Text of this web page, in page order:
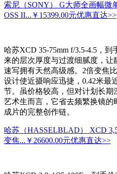
索尼（SONY） G大师全画幅微
OSS II... ￥15399.00元优惠直达>>
哈苏XCD 35-75mm f/3.5-4.5，
来的层次厚度与过渡细腻度，
速写拥有天然高级感。2倍变焦
设计使近摄响应迅捷，0.42米最
节。虽价格较高，但对计划长
艺术生而言，它省去频繁换镜的
成片的完整创作链。
哈苏（HASSELBLAD） XCD
变焦... ￥26600.00元优惠直达>>